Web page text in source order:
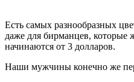
Есть самых разнообразных
даже для бирманцев, которые
начинаются от 3 долларов.
Наши мужчины конечно же